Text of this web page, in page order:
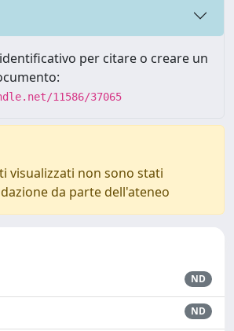
per citare o creare un
11586/37065
visualizzati non sono stati
da parte dell'ateneo
ND
ND